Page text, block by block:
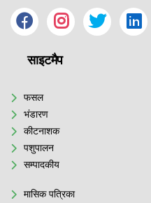
साइटमैप
फसल
भंडारण
कीटनाशक
पशुपालन
सम्पादकीय
मासिक पत्रिका